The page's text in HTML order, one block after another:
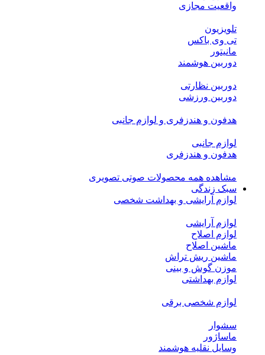
واقعیت مجازی
تلویزیون
تی وی باکس
مانیتور
دوربین هوشمند
دوربین نظارتی
دوربین ورزشی
هدفون و هندزفری و لوازم جانبی
لوازم جانبی
هدفون و هندزفری
مشاهده همه محصولات صوتی تصویری
سبک زندگی
لوازم آرایشی و بهداشت شخصی
لوازم آرایشی
لوازم اصلاح
ماشین اصلاح
ماشین ریش تراش
موزن گوش و بینی
لوازم بهداشتی
لوازم شخصی برقی
سشوار
ماساژور
وسایل نقلیه هوشمند